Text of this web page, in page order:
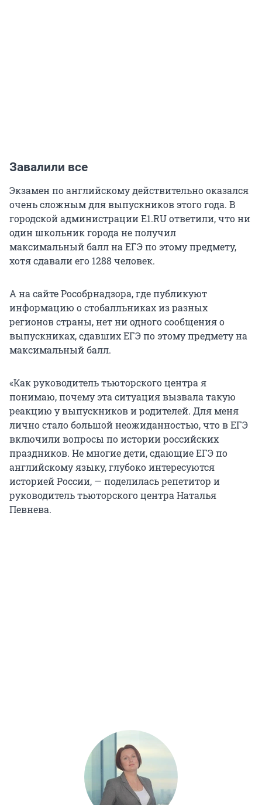
Завалили все
Экзамен по английскому действительно оказался
очень сложным для выпускников этого года. В
городской администрации E1.RU ответили, что ни
один школьник города не получил
максимальный балл на ЕГЭ по этому предмету,
хотя сдавали его 1288 человек.
А на сайте Рособрнадзора, где публикуют
информацию о стобалльниках из разных
регионов страны, нет ни одного сообщения о
выпускниках, сдавших ЕГЭ по этому предмету на
максимальный балл.
«Как руководитель тьюторского центра я
понимаю, почему эта ситуация вызвала такую
реакцию у выпускников и родителей. Для меня
лично стало большой неожиданностью, что в ЕГЭ
включили вопросы по истории российских
праздников. Не многие дети, сдающие ЕГЭ по
английскому языку, глубоко интересуются
историей России, — поделилась репетитор и
руководитель тьюторского центра Наталья
Певнева.